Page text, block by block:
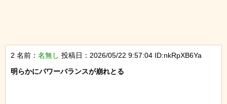
2 名前： 名無し 投稿日：2026/05/22 9:57:04 ID:nkRpXB6Ya
明らかにパワーバランスが崩れとる